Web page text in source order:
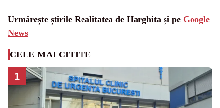
Urmărește știrile Realitatea de Harghita și pe Google
News
CELE MAI CITITE
1